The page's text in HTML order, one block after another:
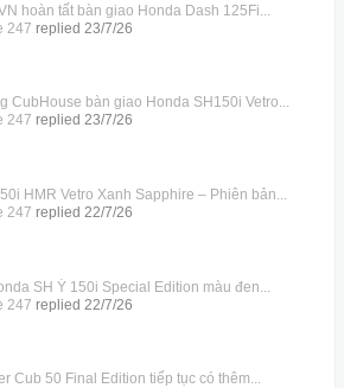
hoàn tất bàn giao Honda Dash 125Fi...
247 replied 23/7/26
CubHouse bàn giao Honda SH150i Vetro...
247 replied 23/7/26
HMR Vetro Xanh Sapphire – Phiên bản...
247 replied 22/7/26
SH Ý 150i Special Edition màu đen...
247 replied 22/7/26
Cub 50 Final Edition tiếp tục có thêm...